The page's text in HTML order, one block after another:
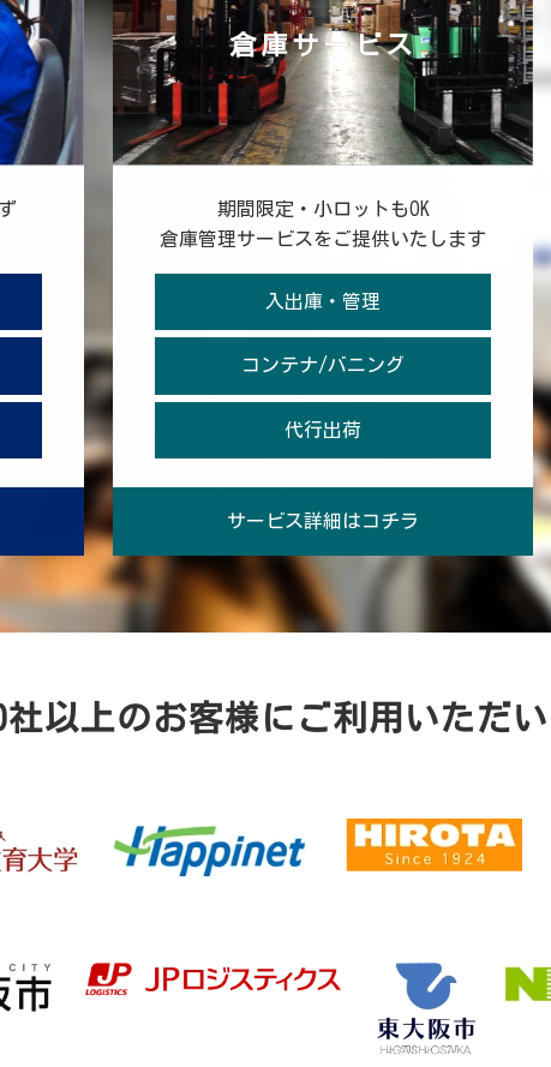
倉庫サービス
期間限定・小ロットもOK
倉庫管理サービスをご提供いたします
入出庫・管理
コンテナ/バニング
代行出荷
サービス詳細はコチラ
社以上のお客様にご利用いただ